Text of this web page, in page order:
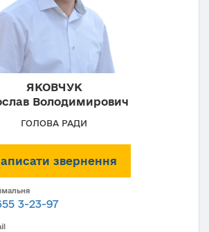
ЯКОВЧУК
Володимирович
ГОЛОВА РАДИ
звернення
3-23-97